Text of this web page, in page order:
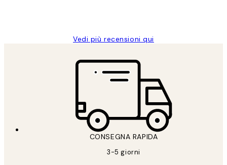
Vedi più recensioni qui
CONSEGNA RAPIDA
3-5 giorni